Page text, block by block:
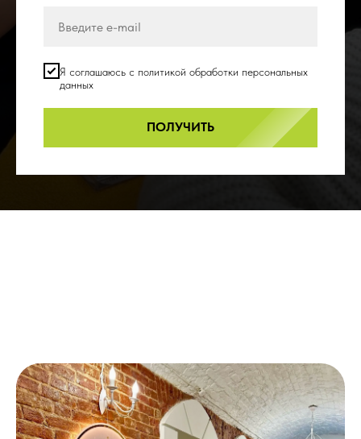
Я соглашаюсь с политикой обработки персональных
данных
ПОЛУЧИТЬ